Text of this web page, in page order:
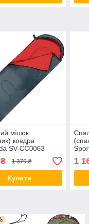
мішок
ковдра
SV-CC0063
°C R Navy
orig1692
1 379 ₴
Купити
1